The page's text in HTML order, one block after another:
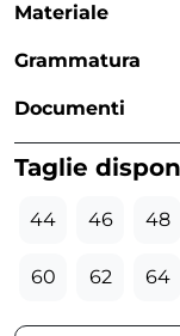
Materiale
Grammatura
Documenti
Taglie
44 46 48
60 62 64